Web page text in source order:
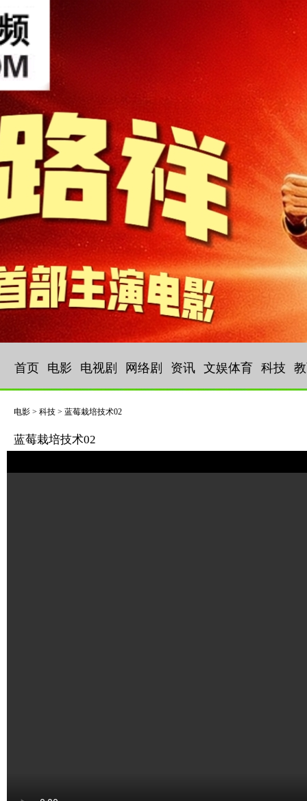
首页 电影 电视剧 网络剧 资讯 文娱体育 科技
电影 > 科技 > 蓝莓栽培技术02
蓝莓栽培技术02